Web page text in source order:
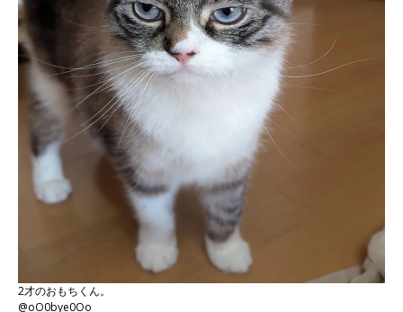
2才のおもちくん。
@oO0bye0Oo